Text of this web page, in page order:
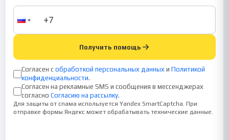
Получить помощь
Согласен с обработкой персональных данных и Политикой
конфиденциальности.
Согласен на рекламные SMS и сообщения в мессенджерах
согласно Согласию на рассылку.
Для защиты от спама используется Yandex SmartCaptcha. При
отправке формы Яндекс может обрабатывать технические данные.